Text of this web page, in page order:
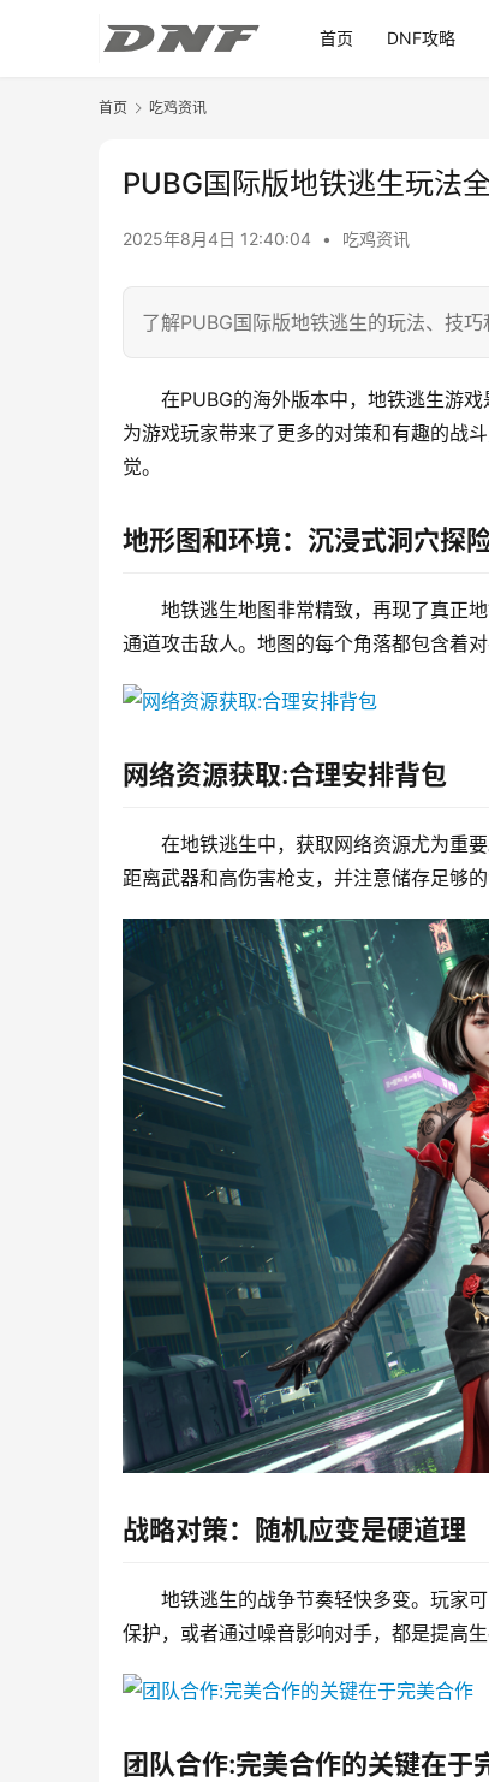
首页 DNF攻略
首页 吃鸡资讯
PUBG国际版地铁逃生玩法
2025年8月4日 12:40:04 • 吃鸡资讯
了解PUBG国际版地铁逃生的玩法、技巧
在PUBG的海外版本中，地铁逃生游
为游戏玩家带来了更多的对策和有趣的战
觉。
地形图和环境：沉浸式洞穴探
地铁逃生地图非常精致，再现了真正
通道攻击敌人。地图的每个角落都包含着
网络资源获取:合理安排背包
在地铁逃生中，获取网络资源尤为重
距离武器和高伤害枪支，并注意储存足够
战略对策：随机应变是硬道理
地铁逃生的战争节奏轻快多变。玩家
保护，或者通过噪音影响对手，都是提高生
团队合作:完美合作的关键在于